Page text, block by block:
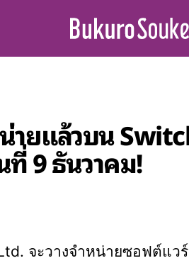
ายแล้วบน
ที่ 9 ธันวาคม!
จะวางจำหน่ายซอฟต์แว